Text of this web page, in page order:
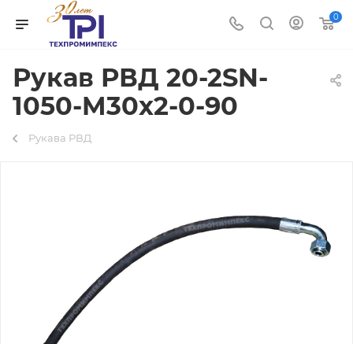
0
Рукав РВД 20-2SN-
1050-M30х2-0-90
Рукава РВД